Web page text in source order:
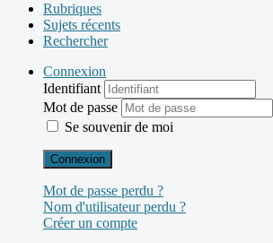
Rubriques
Sujets récents
Rechercher
Connexion
Identifiant
Mot de passe
Se souvenir de moi
Connexion
Mot de passe perdu ?
Nom d'utilisateur perdu ?
Créer un compte